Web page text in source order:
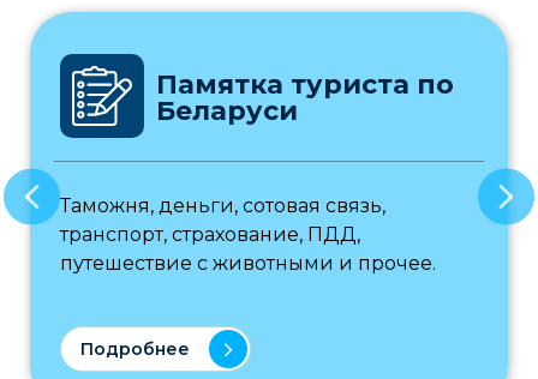
Памятка туриста по
Беларуси
Таможня, деньги, сотовая связь,
транспорт, страхование, ПДД,
путешествие с животными и прочее.
Подробнее